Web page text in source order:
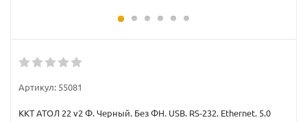
Артикул: 55081
ККТ АТОЛ 22 v2 Ф. Черный. Без ФН. USB. RS-232. Ethernet. 5.0